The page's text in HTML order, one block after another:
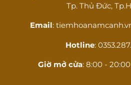
Tp. Thủ Đức,
Email:
Hotline:
Giờ mở cửa: 8:00 -